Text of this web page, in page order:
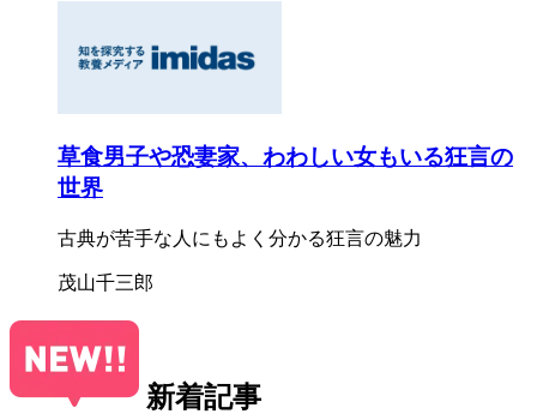
草食男子や恐妻家、わわしい女もいる狂言の
世界
古典が苦手な人にもよく分かる狂言の魅力
茂山千三郎
新着記事